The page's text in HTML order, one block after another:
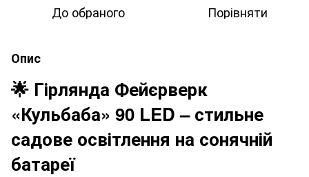
До обраного Порівняти
Опис
🌟 Гірлянда Фейєрверк
«Кульбаба» 90 LED – стильне
садове освітлення на сонячній
батареї